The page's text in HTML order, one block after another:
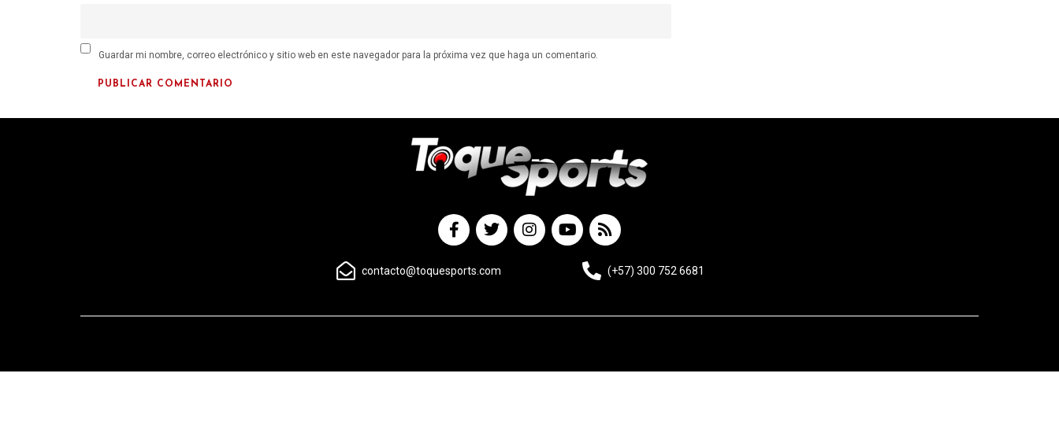
Guardar mi nombre, correo electrónico y sitio web en este navegador para la próxima vez que haga un comentario.
contacto@toquesports.com (+57) 300 752 6681